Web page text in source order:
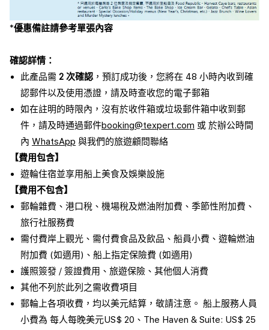
*優惠備註請參考單張內容
確認詳情：
此產品需 2 次確認 ，預訂成功後，您將在 48 小時內收到確
認郵件以及使用憑證，請及時查收您的電子郵箱
如在註明的時限內，沒有於收件箱或垃圾郵件箱中收到郵
件，請及時通過郵件booking@texpert.com 或 於辦公時間
內 WhatsApp 與我們的旅遊顧問聯絡
【費用包含】
遊輪住宿並享用船上美食及娛樂設施
【費用不包含】
郵輪雜費、港口稅、機場稅及燃油附加費、季節性附加費、
旅行社服務費
需付費岸上觀光、需付費食品及飲品、船員小費、遊輪燃油
附加費 (如適用)、船上指定保險費 (如適用)
護照簽發 / 簽證費用、旅遊保險、其他個人消費
其他不列於此列之需收費項目
郵輪上各項收費，均以美元結算，敬請注意。 船上服務人員
小費為 每人每晚美元US$ 20、The Haven & Suite: US$ 25